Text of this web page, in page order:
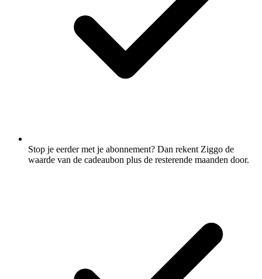
Stop je eerder met je abonnement? Dan rekent Ziggo de
waarde van de cadeaubon plus de resterende maanden door.